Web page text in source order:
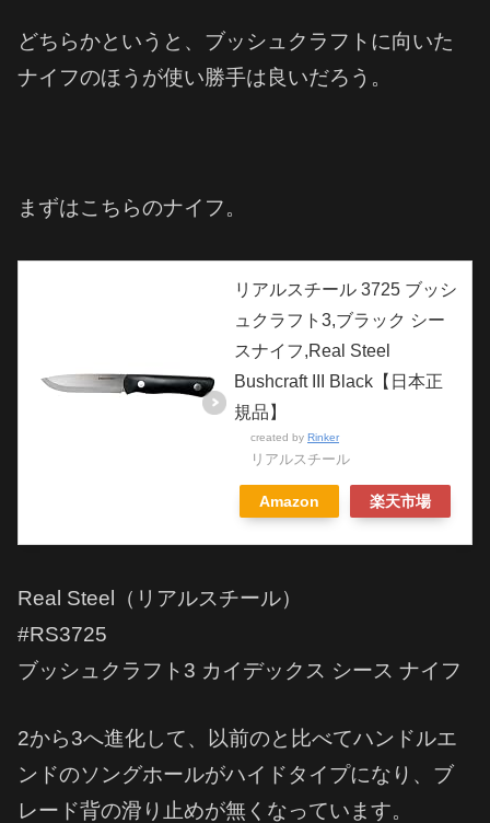
どちらかというと、ブッシュクラフトに向いた
ナイフのほうが使い勝手は良いだろう。
まずはこちらのナイフ。
リアルスチール 3725 ブッシ
ュクラフト3,ブラック シー
スナイフ,Real Steel
Bushcraft III Black【日本正
規品】
created by Rinker
リアルスチール
Amazon 楽天市場
Real Steel（リアルスチール）
#RS3725
ブッシュクラフト3 カイデックス シース ナイフ
2から3へ進化して、以前のと比べてハンドルエ
ンドのソングホールがハイドタイプになり、ブ
レード背の滑り止めが無くなっています。